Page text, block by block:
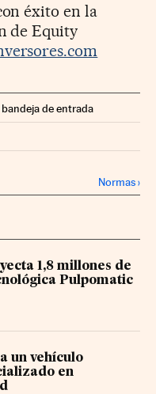
éxito en la
de Equity
de entrada
Twitter
Normas›
1,8 millones de
Pulpomatic
un vehículo
en